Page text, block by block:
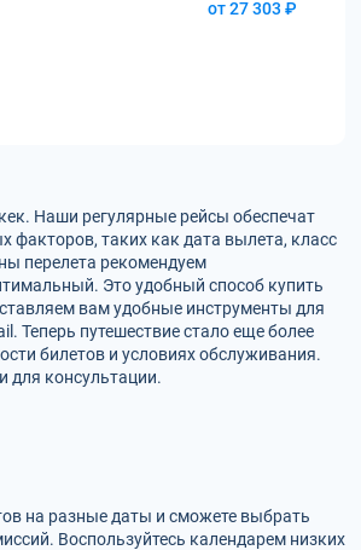
от 27 303 ₽
Наши регулярные рейсы обеспечат
таких как дата вылета, класс
перелета рекомендуем
Это удобный способ купить
вам удобные инструменты для
Теперь путешествие стало еще более
билетов и условиях обслуживания.
для консультации.
на разные даты и сможете выбрать
Воспользуйтесь календарем низких